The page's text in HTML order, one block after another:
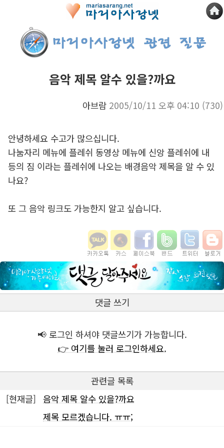
음악 제목 알수 있을?까요
아브람 2005/10/11 오후 04:10 (730)
안녕하세요 수고가 많으십니다.
나눔자리 메뉴에 플레쉬 동영상 메뉴에 신앙 플레쉬에 내
등의 짐 이라는 플레쉬에 나오는 배경음악 제목을 알 수 있
나요?
또 그 음악 링크도 가능한지 알고 싶습니다.
댓글 쓰기
📢 로그인 하셔야 댓글쓰기가 가능합니다.
👉 여기를 눌러 로그인하세요.
관련글 목록
[현재글]
음악 제목 알수 있을?까요
제목 모르겠습니다. ㅠㅠ;